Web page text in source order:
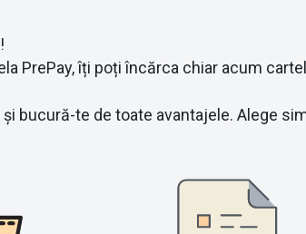
!
PrePay, îți poți încărca chiar acum
bucură-te de toate avantajele. Alege